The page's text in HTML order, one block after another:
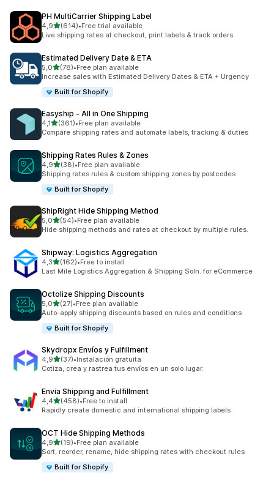
PH MultiCarrier Shipping Label
4,9av 5 stjerner
(614)
Totalt 614 omtaler
•Free trial available
Live shipping rates at checkout, print labels & track orders.
Estimated Delivery Date & ETA
5,0av 5 stjerner
(78)
Totalt 78 omtaler
•Free plan available
Increase sales with Estimated Delivery Dates & ETA + Urgency
Built for Shopify
Easyship ‑ All in One Shipping
4,1av 5 stjerner
(361)
Totalt 361 omtaler
•Free plan available
Compare shipping rates and automate labels, tracking & duties
Shipping Rates Rules & Zones
4,9av 5 stjerner
(38)
Totalt 38 omtaler
•Free plan available
Shipping rates rules & custom shipping zones by postcodes
Built for Shopify
ShipRight Hide Shipping Method
5,0av 5 stjerner
(54)
Totalt 54 omtaler
•Free plan available
Hide shipping methods and rates at checkout by multiple rules.
Shipway: Logistics Aggregation
4,3av 5 stjerner
(162)
Totalt 162 omtaler
•Free to install
Last Mile Logistics Aggregation & Shipping Soln. for eCommerce
Octolize Shipping Discounts
5,0av 5 stjerner
(27)
Totalt 27 omtaler
•Free plan available
Auto-apply shipping discounts based on rules and conditions
Built for Shopify
Skydropx Envíos y Fulfillment
4,9av 5 stjerner
(37)
Totalt 37 omtaler
•Instalación gratuita
Cotiza, crea y rastrea tus envíos en un solo lugar.
Envia Shipping and Fulfillment
4,4av 5 stjerner
(458)
Totalt 458 omtaler
•Free to install
Rapidly create domestic and international shipping labels
OCT Hide Shipping Methods
4,9av 5 stjerner
(19)
Totalt 19 omtaler
•Free plan available
Sort, reorder, rename, hide shipping rates with checkout rules
Built for Shopify